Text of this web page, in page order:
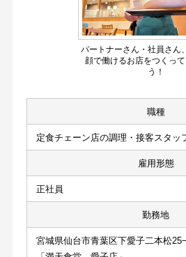
パートナーさん・社員さん
顔で働けるお店をつくっ
う！
職種
定食チェーン店の調理・接客スタッ
雇用形態
正社員
勤務地
宮城県仙台市青葉区下愛子二本松